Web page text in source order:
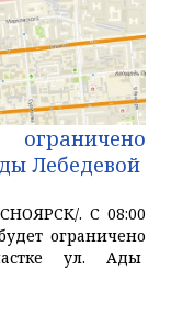
Лебедевой
. С 08:00
ограничено
ул. Ады